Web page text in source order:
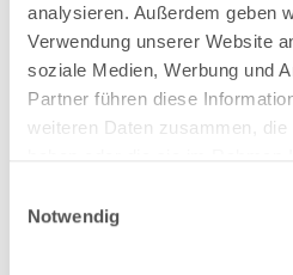
analysieren. Außerdem geben
Verwendung unserer Website
soziale Medien, Werbung und
Partner führen diese
weiteren Daten zusammen,
Notwendig
Unterlegvlies 300 g/m²
Einbauskimmer und Einlaufdüse
SandfilteranlagePOOL SANA Pro Next
in Germany) inkl. Filtersand
Erdbeständiges PVC-Verrohrungsset